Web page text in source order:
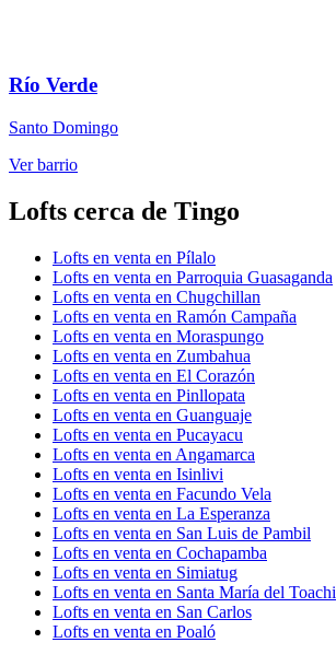
Río Verde
Santo Domingo
Ver barrio
Lofts cerca de Tingo
Lofts en venta en Pílalo
Lofts en venta en Parroquia Guasaganda
Lofts en venta en Chugchillan
Lofts en venta en Ramón Campaña
Lofts en venta en Moraspungo
Lofts en venta en Zumbahua
Lofts en venta en El Corazón
Lofts en venta en Pinllopata
Lofts en venta en Guanguaje
Lofts en venta en Pucayacu
Lofts en venta en Angamarca
Lofts en venta en Isinlivi
Lofts en venta en Facundo Vela
Lofts en venta en La Esperanza
Lofts en venta en San Luis de Pambil
Lofts en venta en Cochapamba
Lofts en venta en Simiatug
Lofts en venta en Santa María del Toachi
Lofts en venta en San Carlos
Lofts en venta en Poaló